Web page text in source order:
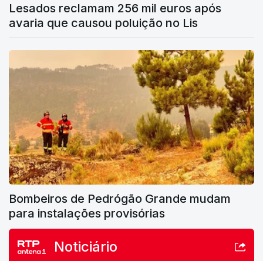
Lesados reclamam 256 mil euros após
avaria que causou poluição no Lis
Bombeiros de Pedrógão Grande mudam
para instalações provisórias
Noticiário